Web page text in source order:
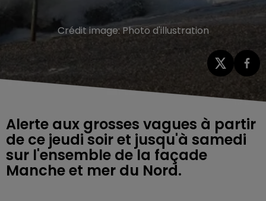
Crédit image:Photo d'illustration
Alerte aux grosses vagues à partir
de ce jeudi soir et jusqu'à samedi
sur l'ensemble de la façade
Manche et mer du Nord.